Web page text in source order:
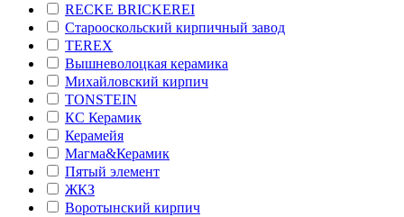
RECKE BRICKEREI
Старооскольский кирпичный завод
TEREX
Вышневолоцкая керамика
Михайловский кирпич
TONSTEIN
КС Керамик
Керамейя
Магма&Керамик
Пятый элемент
ЖКЗ
Воротынский кирпич